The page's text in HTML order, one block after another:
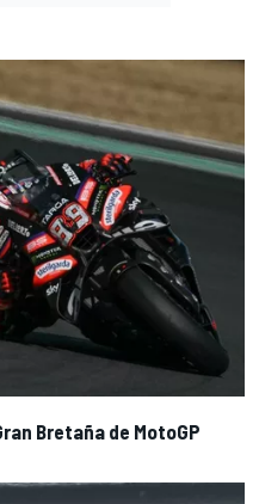
Bretaña de MotoGP